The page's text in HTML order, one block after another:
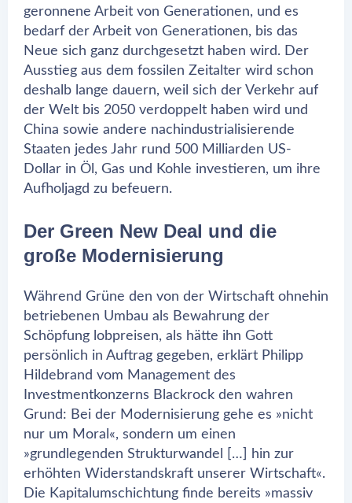
geronnene Arbeit von Generationen, und es
bedarf der Arbeit von Generationen, bis das
Neue sich ganz durchgesetzt haben wird. Der
Ausstieg aus dem fossilen Zeitalter wird schon
deshalb lange dauern, weil sich der Verkehr auf
der Welt bis 2050 verdoppelt haben wird und
China sowie andere nachindustrialisierende
Staaten jedes Jahr rund 500 Milliarden US-
Dollar in Öl, Gas und Kohle investieren, um ihre
Aufholjagd zu befeuern.
Der Green New Deal und die
große Modernisierung
Während Grüne den von der Wirtschaft ohnehin
betriebenen Umbau als Bewahrung der
Schöpfung lobpreisen, als hätte ihn Gott
persönlich in Auftrag gegeben, erklärt Philipp
Hildebrand vom Management des
Investmentkonzerns Blackrock den wahren
Grund: Bei der Modernisierung gehe es »nicht
nur um Moral«, sondern um einen
»grundlegenden Strukturwandel […] hin zur
erhöhten Widerstandskraft unserer Wirtschaft«.
Die Kapitalumschichtung finde bereits »massiv